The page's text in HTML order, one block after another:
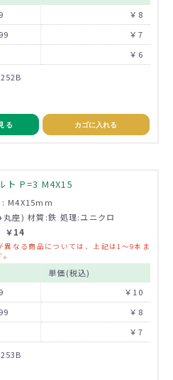
￥8
￥7
￥6
る カゴに入れる
ト P=3 M4X15
: M4X15mm
座) 材質:鉄 処理:ユニクロ
￥14
なる商品については、上記は1～9本ま
単価(税込)
￥10
￥8
￥7